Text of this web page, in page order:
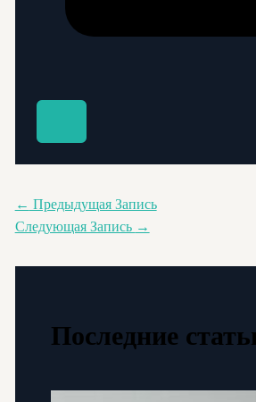
← Предыдущая Запись
Следующая Запись →
Последние